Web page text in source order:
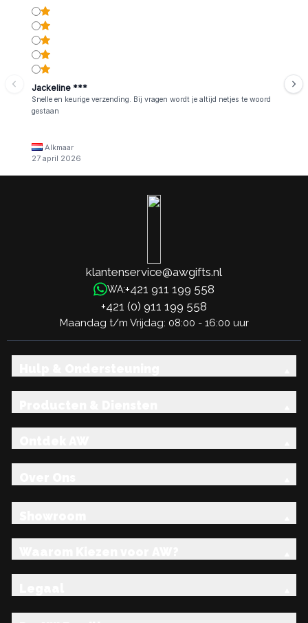
Jackeline ***
Snelle en keurige verzending. Bij vragen wordt je altijd netjes te woord
gestaan
Alkmaar
27 april 2026
klantenservice@awgifts.nl
WA:+421 911 199 558
+421 (0) 911 199 558
Maandag t/m Vrijdag: 08:00 - 16:00 uur